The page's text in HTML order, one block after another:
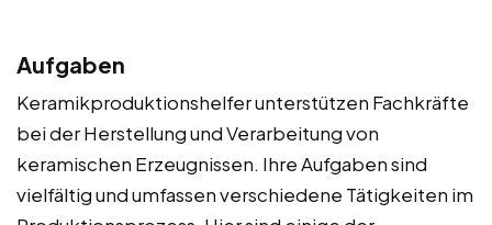
Aufgaben
Keramikproduktionshelfer unterstützen Fachkräfte
bei der Herstellung und Verarbeitung von
keramischen Erzeugnissen. Ihre Aufgaben sind
vielfältig und umfassen verschiedene Tätigkeiten im